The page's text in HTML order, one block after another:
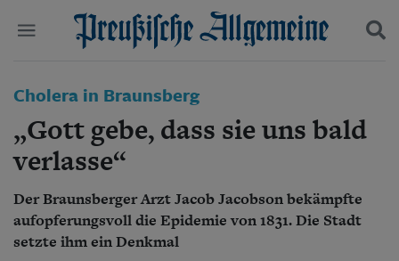
Politik
Kultur
Wirtschaft
Leben
Geschichte
Ostpreußen
Pommern
Suchen und finden
Cholera in Braunsberg
„Gott gebe, dass sie uns bald
verlasse“
Der Braunsberger Arzt Jacob Jacobson bekämpfte
aufopferungsvoll die Epidemie von 1831. Die Stadt
setzte ihm ein Denkmal